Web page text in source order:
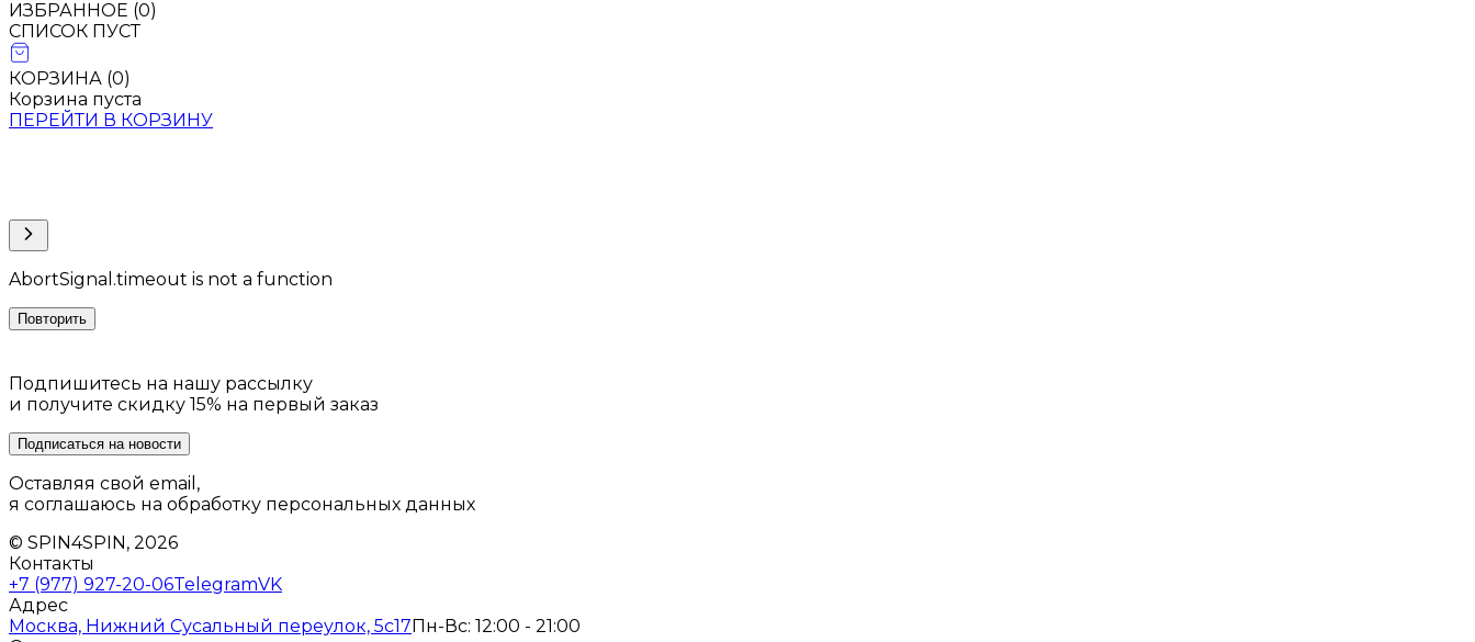
ИЗБРАННОЕ (0)
СПИСОК ПУСТ
КОРЗИНА (0)
Корзина пуста
ПЕРЕЙТИ В КОРЗИНУ
AbortSignal.timeout is not a function
Повторить
Подпишитесь на нашу рассылку
и получите скидку 15% на первый заказ
Подписаться на новости
Оставляя свой email,
я соглашаюсь на обработку персональных данных
© SPIN4SPIN, 2026
Контакты
+7 (977) 927-20-06TelegramVK
Адрес
Москва, Нижний Сусальный переулок, 5с17 Пн-Вс: 12:00 - 21:00